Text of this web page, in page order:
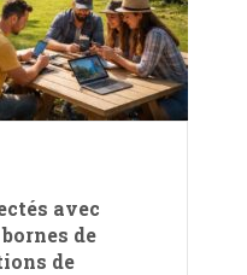
avec
de
de